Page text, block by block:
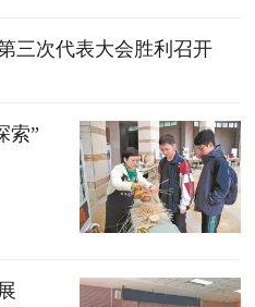
三次代表大会胜利召开
索”